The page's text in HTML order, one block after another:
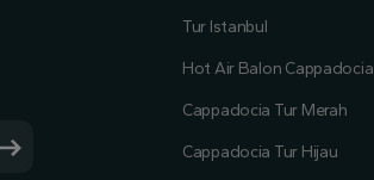
Tur Istanbul
Hot Air Balon Cappadocia
Cappadocia Tur Merah
Cappadocia Tur Hijau